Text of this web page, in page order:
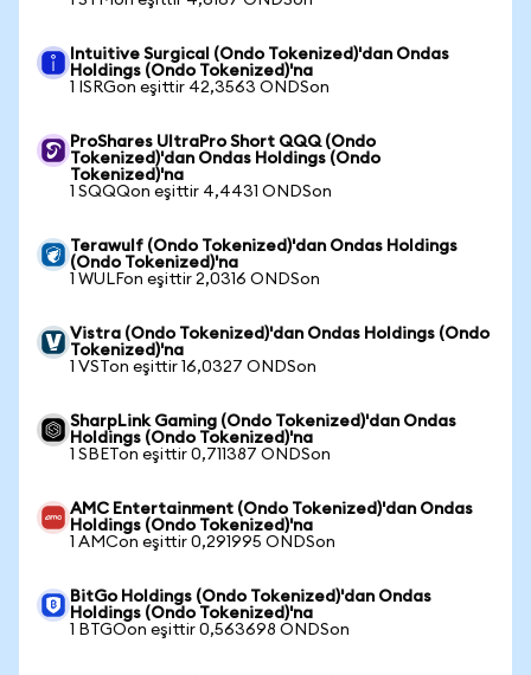
Intuitive Surgical (Ondo Tokenized)'dan Ondas
Holdings (Ondo Tokenized)'na
1 ISRGon eşittir 42,3563 ONDSon
ProShares UltraPro Short QQQ (Ondo
Tokenized)'dan Ondas Holdings (Ondo
Tokenized)'na
1 SQQQon eşittir 4,4431 ONDSon
Terawulf (Ondo Tokenized)'dan Ondas Holdings
(Ondo Tokenized)'na
1 WULFon eşittir 2,0316 ONDSon
Vistra (Ondo Tokenized)'dan Ondas Holdings (Ondo
Tokenized)'na
1 VSTon eşittir 16,0327 ONDSon
SharpLink Gaming (Ondo Tokenized)'dan Ondas
Holdings (Ondo Tokenized)'na
1 SBETon eşittir 0,711387 ONDSon
AMC Entertainment (Ondo Tokenized)'dan Ondas
Holdings (Ondo Tokenized)'na
1 AMCon eşittir 0,291995 ONDSon
BitGo Holdings (Ondo Tokenized)'dan Ondas
Holdings (Ondo Tokenized)'na
1 BTGOon eşittir 0,563698 ONDSon